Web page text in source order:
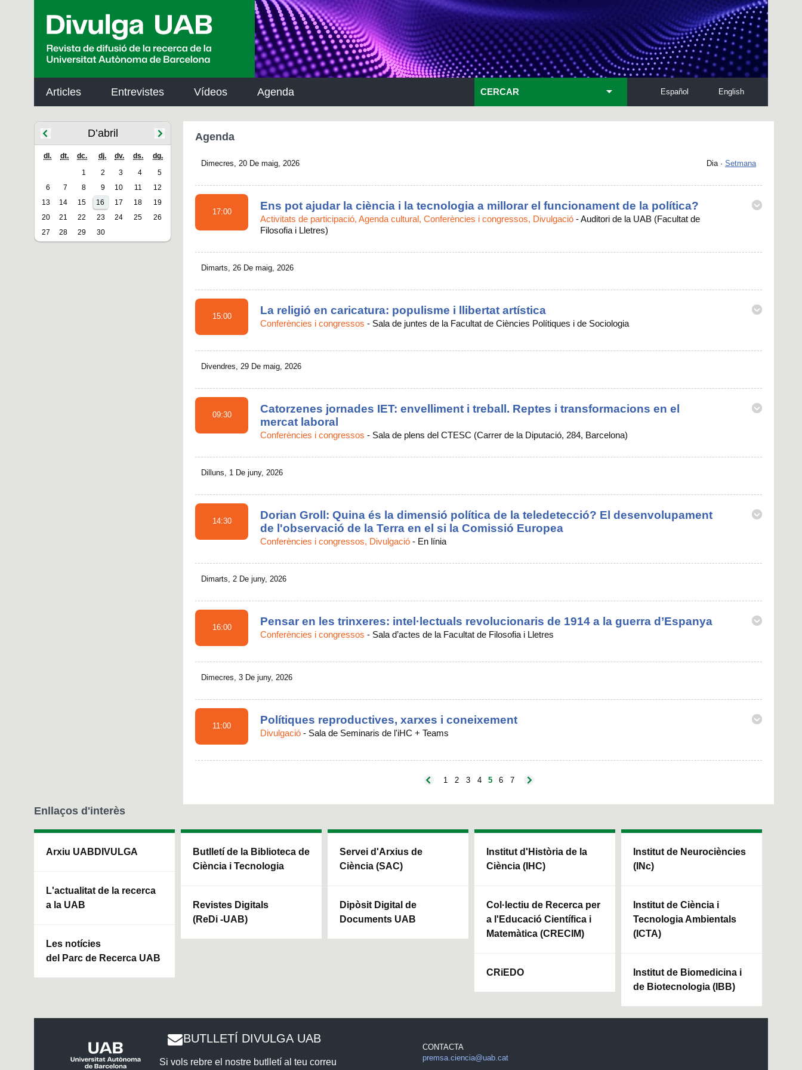
Articles Entrevistes Vídeos Agenda English
Español
CERCAR
D’abril
dl. dt. dc. dj. dv. ds. dg.
1 2 3 4
5
6
7 8 9 10 11
12
13
14 15 16 17 18
19
20
21 22 23 24 25
26
27
28 29 30
Agenda
Dimecres, 20 De maig, 2026 Dia · Setmana
17:00 Ens pot ajudar la ciència i la tecnologia a millorar el funcionament de la política?
Activitats de participació, Agenda cultural, Conferències i congressos, Divulgació -Auditori de la UAB (Facultat de
Filosofia i Lletres)
Dimarts, 26 De maig, 2026
15:00 La religió en caricatura: populisme i llibertat artística
Conferències i congressos - Sala de juntes de la Facultat de Ciències Polítiques i de Sociologia
Divendres, 29 De maig, 2026
09:30
Catorzenes jornades IET: envelliment i treball. Reptes i transformacions en el
mercat laboral
Conferències i congressos - Sala de plens del CTESC (Carrer de la Diputació, 284, Barcelona)
Dilluns, 1 De juny, 2026
14:30
Dorian Groll: Quina és la dimensió política de la teledetecció? El desenvolupament
de l'observació de la Terra en el si la Comissió Europea
Conferències i congressos, Divulgació - En línia
Dimarts, 2 De juny, 2026
16:00 Pensar en les trinxeres: intel·lectuals revolucionaris de 1914 a la guerra d’Espanya
Conferències i congressos - Sala d’actes de la Facultat de Filosofia i Lletres
Dimecres, 3 De juny, 2026
11:00 Polítiques reproductives, xarxes i coneixement
Divulgació - Sala de Seminaris de l'iHC + Teams
1 2 3 4 5 6 7
Enllaços d'interès
Arxiu UABDIVULGA
L'actualitat de la recerca
a la UAB
Les notícies
del Parc de Recerca UAB
Butlletí de la Biblioteca de
Ciència i Tecnologia
Revistes Digitals
(ReDi -UAB)
Servei d'Arxius de
Ciència (SAC)
Dipòsit Digital de
Documents UAB
Institut d'Història de la
Ciència (IHC)
Col·lectiu de Recerca per
a l'Educació Científica i
Matemàtica (CRECIM)
CRiEDO
Institut de Neurociències
(INc)
Institut de Ciència i
Tecnologia Ambientals
(ICTA)
Institut de Biomedicina i
de Biotecnologia (IBB)
BUTLLETÍ DIVULGA UAB
Si vols rebre el nostre butlletí al teu correu
CONTACTA
premsa.ciencia@uab.cat